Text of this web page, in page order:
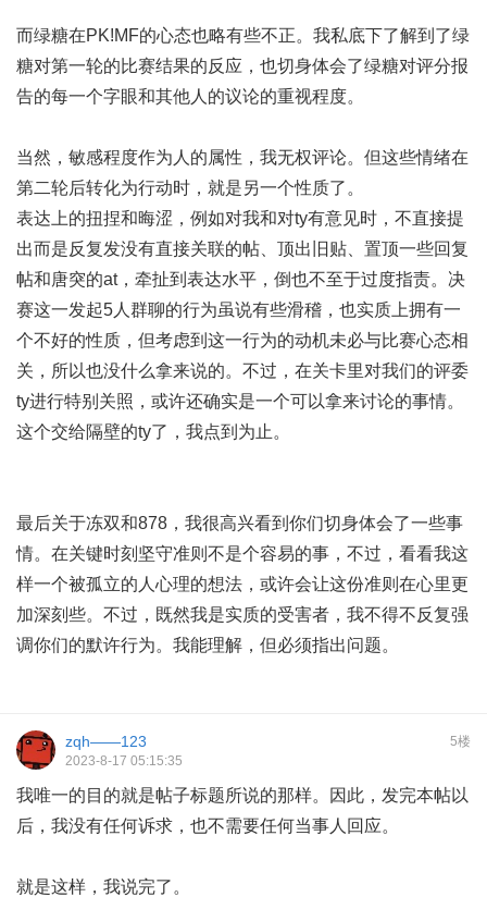
而绿糖在PK!MF的心态也略有些不正。我私底下了解到了绿
糖对第一轮的比赛结果的反应，也切身体会了绿糖对评分报
告的每一个字眼和其他人的议论的重视程度。
当然，敏感程度作为人的属性，我无权评论。但这些情绪在
第二轮后转化为行动时，就是另一个性质了。
表达上的扭捏和晦涩，例如对我和对ty有意见时，不直接提
出而是反复发没有直接关联的帖、顶出旧贴、置顶一些回复
帖和唐突的at，牵扯到表达水平，倒也不至于过度指责。决
赛这一发起5人群聊的行为虽说有些滑稽，也实质上拥有一
个不好的性质，但考虑到这一行为的动机未必与比赛心态相
关，所以也没什么拿来说的。不过，在关卡里对我们的评委
ty进行特别关照，或许还确实是一个可以拿来讨论的事情。
这个交给隔壁的ty了，我点到为止。
最后关于冻双和878，我很高兴看到你们切身体会了一些事
情。在关键时刻坚守准则不是个容易的事，不过，看看我这
样一个被孤立的人心理的想法，或许会让这份准则在心里更
加深刻些。不过，既然我是实质的受害者，我不得不反复强
调你们的默许行为。我能理解，但必须指出问题。
5楼
zqh——123
2023-8-17 05:15:35
我唯一的目的就是帖子标题所说的那样。因此，发完本帖以
后，我没有任何诉求，也不需要任何当事人回应。
就是这样，我说完了。